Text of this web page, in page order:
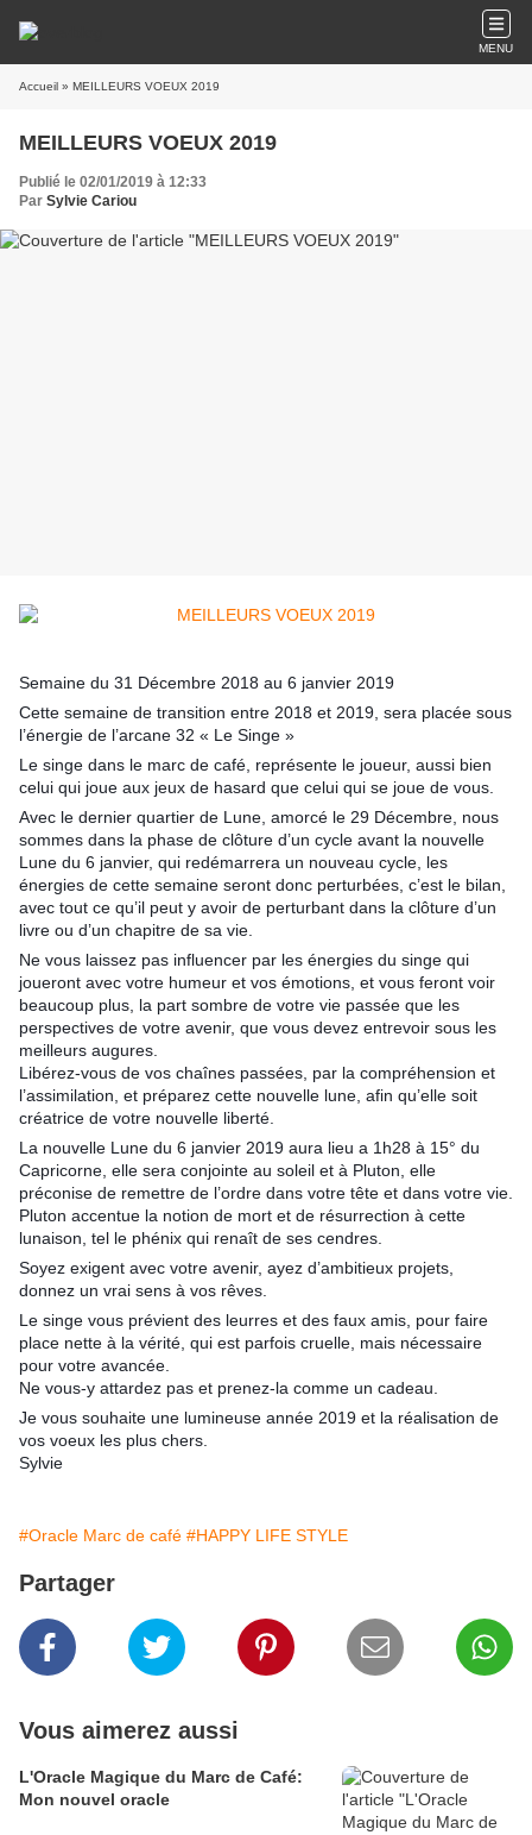
MENU
Accueil » MEILLEURS VOEUX 2019
MEILLEURS VOEUX 2019
Publié le 02/01/2019 à 12:33
Par Sylvie Cariou
Semaine du 31 Décembre 2018 au 6 janvier 2019
Cette semaine de transition entre 2018 et 2019, sera placée sous
l’énergie de l’arcane 32 « Le Singe »
Le singe dans le marc de café, représente le joueur, aussi bien
celui qui joue aux jeux de hasard que celui qui se joue de vous.
Avec le dernier quartier de Lune, amorcé le 29 Décembre, nous
sommes dans la phase de clôture d’un cycle avant la nouvelle
Lune du 6 janvier, qui redémarrera un nouveau cycle, les
énergies de cette semaine seront donc perturbées, c’est le bilan,
avec tout ce qu’il peut y avoir de perturbant dans la clôture d’un
livre ou d’un chapitre de sa vie.
Ne vous laissez pas influencer par les énergies du singe qui
joueront avec votre humeur et vos émotions, et vous feront voir
beaucoup plus, la part sombre de votre vie passée que les
perspectives de votre avenir, que vous devez entrevoir sous les
meilleurs augures.
Libérez-vous de vos chaînes passées, par la compréhension et
l’assimilation, et préparez cette nouvelle lune, afin qu’elle soit
créatrice de votre nouvelle liberté.
La nouvelle Lune du 6 janvier 2019 aura lieu a 1h28 à 15° du
Capricorne, elle sera conjointe au soleil et à Pluton, elle
préconise de remettre de l’ordre dans votre tête et dans votre vie.
Pluton accentue la notion de mort et de résurrection à cette
lunaison, tel le phénix qui renaît de ses cendres.
Soyez exigent avec votre avenir, ayez d’ambitieux projets,
donnez un vrai sens à vos rêves.
Le singe vous prévient des leurres et des faux amis, pour faire
place nette à la vérité, qui est parfois cruelle, mais nécessaire
pour votre avancée.
Ne vous-y attardez pas et prenez-la comme un cadeau.
Je vous souhaite une lumineuse année 2019 et la réalisation de
vos voeux les plus chers.
Sylvie
#Oracle Marc de café #HAPPY LIFE STYLE
Partager
Vous aimerez aussi
L'Oracle Magique du Marc de Café:
Mon nouvel oracle